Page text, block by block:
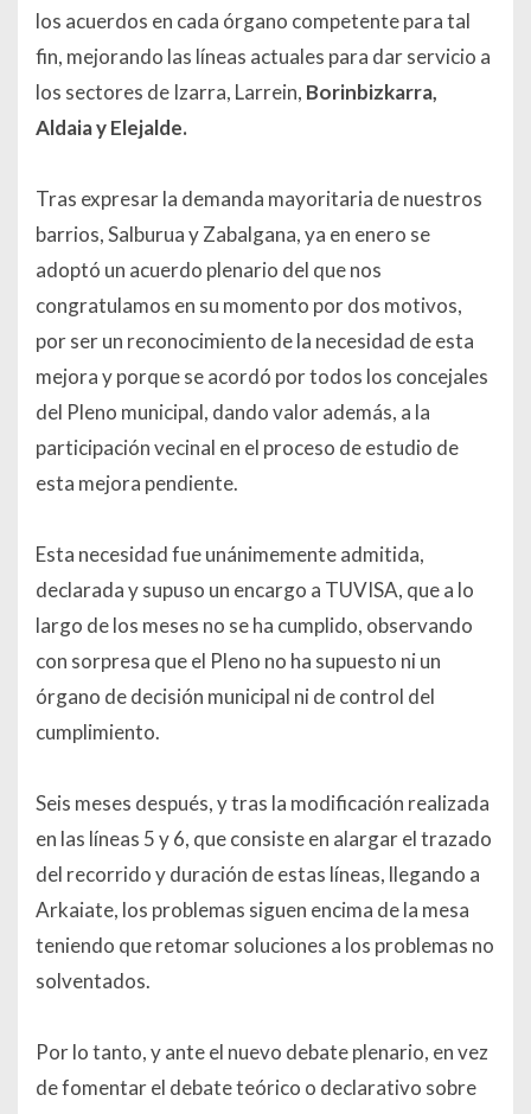
los acuerdos en cada órgano competente para tal
fin, mejorando las líneas actuales para dar servicio a
los sectores de Izarra, Larrein, Borinbizkarra,
Aldaia y Elejalde.
Tras expresar la demanda mayoritaria de nuestros
barrios, Salburua y Zabalgana, ya en enero se
adoptó un acuerdo plenario del que nos
congratulamos en su momento por dos motivos,
por ser un reconocimiento de la necesidad de esta
mejora y porque se acordó por todos los concejales
del Pleno municipal, dando valor además, a la
participación vecinal en el proceso de estudio de
esta mejora pendiente.
Esta necesidad fue unánimemente admitida,
declarada y supuso un encargo a TUVISA, que a lo
largo de los meses no se ha cumplido, observando
con sorpresa que el Pleno no ha supuesto ni un
órgano de decisión municipal ni de control del
cumplimiento.
Seis meses después, y tras la modificación realizada
en las líneas 5 y 6, que consiste en alargar el trazado
del recorrido y duración de estas líneas, llegando a
Arkaiate, los problemas siguen encima de la mesa
teniendo que retomar soluciones a los problemas no
solventados.
Por lo tanto, y ante el nuevo debate plenario, en vez
de fomentar el debate teórico o declarativo sobre